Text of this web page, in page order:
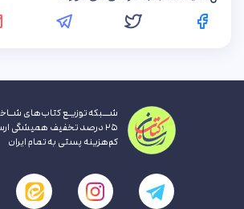
۲۵ درصد تخفیف همیشگی
کم‌هزینه پستی به تمام ایران